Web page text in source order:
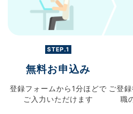
STEP.1
無料お申込み
登録フォームから 1分ほどで
ご入力 いただけます
ご登録
職